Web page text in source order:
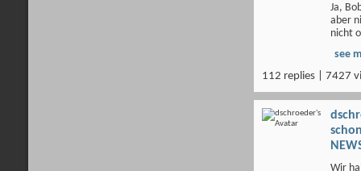
Ja,
aber
nicht
see
112 replies | 7427
Wir